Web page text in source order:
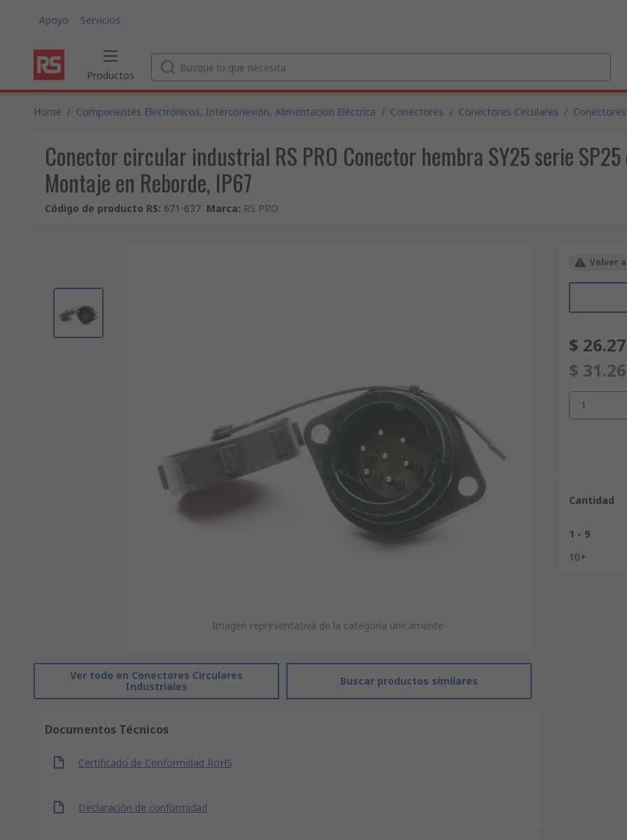
Apoyo Servicios
Productos
Home / Componentes Electrónicos, Interconexión, Alimentación Eléctrica / Conectores / Conectores Circulares /
Conector circular industrial RS PRO Conector hembra SY25 serie
Montaje en Reborde, IP67
Código de producto RS: 671-637 Marca: RS PRO
Imagen representativa de la categoría únicamente
Ver todo en Conectores Circulares
Industriales
Buscar productos similares
Documentos Técnicos
Certificado de Conformidad RoHS
Declaración de conformidad
Volver
$
$
1
Cantidad
1 - 9
10+